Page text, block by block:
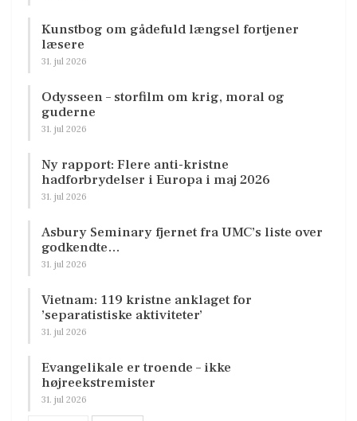
Kunstbog om gådefuld længsel fortjener
læsere
31. jul 2026
Odysseen – storfilm om krig, moral og
guderne
31. jul 2026
Ny rapport: Flere anti-kristne
hadforbrydelser i Europa i maj 2026
31. jul 2026
Asbury Seminary fjernet fra UMC’s liste over
godkendte…
31. jul 2026
Vietnam: 119 kristne anklaget for
’separatistiske aktiviteter’
31. jul 2026
Evangelikale er troende – ikke
højreekstremister
31. jul 2026